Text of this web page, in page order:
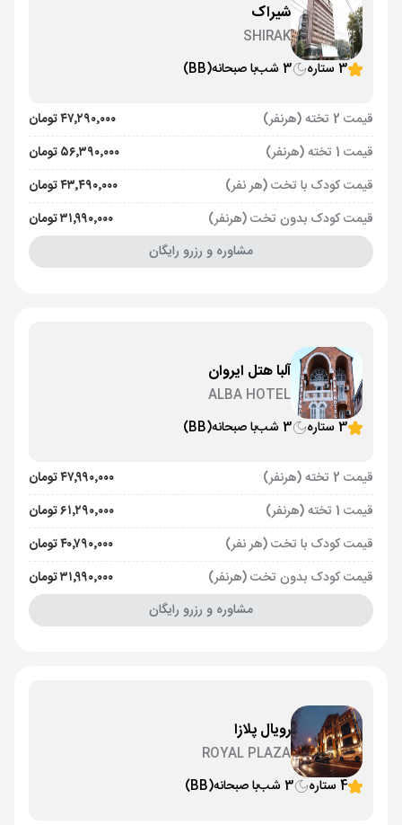
شیراک
SHIRAK
3 ستاره
3 شب با صبحانه(BB)
قیمت 2 تخته (هرنفر)
۴۷٬۲۹۰٬۰۰۰ تومان
قیمت 1 تخته (هرنفر)
۵۶٬۳۹۰٬۰۰۰ تومان
قیمت کودک با تخت (هر نفر)
۴۳٬۴۹۰٬۰۰۰ تومان
قیمت کودک بدون تخت (هرنفر)
۳۱٬۹۹۰٬۰۰۰ تومان
مشاوره و رزرو رایگان
آلبا هتل ایروان
ALBA HOTEL
3 ستاره
3 شب با صبحانه(BB)
قیمت 2 تخته (هرنفر)
۴۷٬۹۹۰٬۰۰۰ تومان
قیمت 1 تخته (هرنفر)
۶۱٬۲۹۰٬۰۰۰ تومان
قیمت کودک با تخت (هر نفر)
۴۰٬۷۹۰٬۰۰۰ تومان
قیمت کودک بدون تخت (هرنفر)
۳۱٬۹۹۰٬۰۰۰ تومان
مشاوره و رزرو رایگان
رویال پلازا
ROYAL PLAZA
4 ستاره
3 شب با صبحانه(BB)